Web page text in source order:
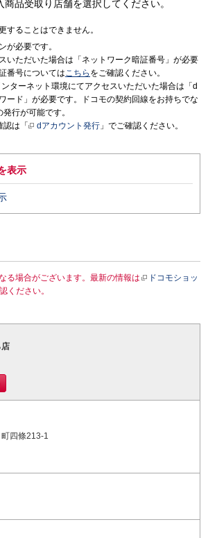
品受取り店舗を選択してください。
することはできません。
が必要です。
いただいた場合は「ネットワーク暗証番号」が必要
番号についてはこちら をご確認ください。
ターネット環境にてアクセスいただいた場合は「d
ード」が必要です。ドコモの契約回線をお持ちでな
行が可能です。
は「
dアカウント発行 」でご確認ください。
表示
る場合がございます。最新の情報は
ドコモショッ
ください。
店
四條213-1